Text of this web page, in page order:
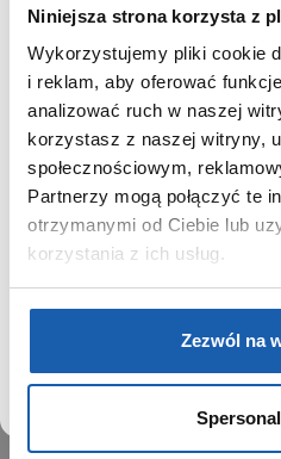
Niniejsza strona korzysta z
Wykorzystujemy pliki cookie
i reklam, aby oferować
analizować ruch w naszej
korzystasz z naszej witryny,
społecznościowym,
Partnerzy mogą połączyć te
otrzymanymi od Ciebie lub
korzystania z ich usług.
Zezwól na
GRUPA ZIBI
Historia
Misja, wizja i wartości Grupy
Ważne daty
Kariera
Zgoda na ciasteczka
PRODUKTY
Kalkulatory
SIECI SPRZEDAŻY
SZANOWNY
SZANOWNA
Używamy plików cookie
statystycznych i
ruch w tej witrynie,
zapamiętywać